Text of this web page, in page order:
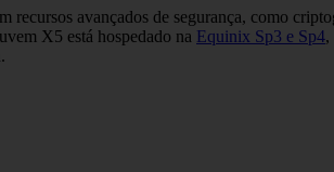
avançados de segurança, como
X5 está hospedado na Equinix Sp3 e Sp4,